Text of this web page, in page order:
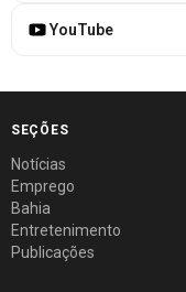
YouTube
SEÇÕES
Notícias
Emprego
Bahia
Entretenimento
Publicações